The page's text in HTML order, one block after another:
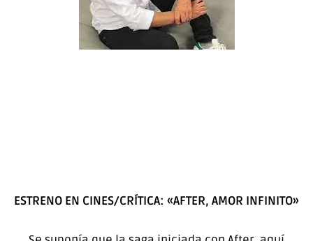
ESTRENO EN CINES/CRÍTICA: «AFTER, AMOR INFINITO»